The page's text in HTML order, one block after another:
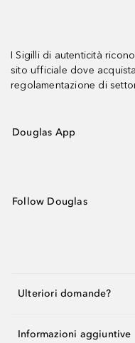
I Sigilli di autenticità
sito ufficiale dove
regolamentazione di
Douglas App
Follow Douglas
Ulteriori domande?
Informazioni aggiuntive